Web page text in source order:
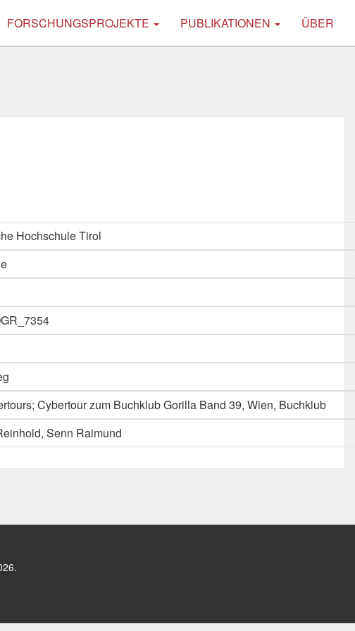
FORSCHUNGSPROJEKTE PUBLIKATIONEN ÜBER
Hochschule Tirol
Cybertour zum Buchklub Gorilla Band 39, Wien, Buchklub
Senn Raimund